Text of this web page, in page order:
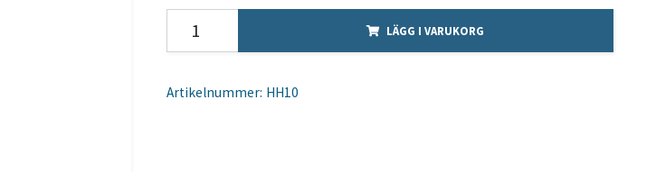
LÄGG I VARUKORG
Artikelnummer: HH10